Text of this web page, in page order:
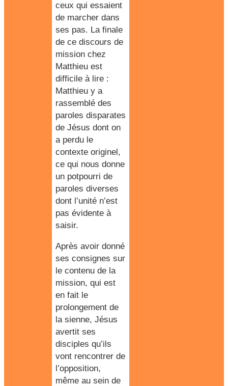
ceux qui essaient
de marcher dans
ses pas. La finale
de ce discours de
mission chez
Matthieu est
difficile à lire :
Matthieu y a
rassemblé des
paroles disparates
de Jésus dont on
a perdu le
contexte originel,
ce qui nous donne
un potpourri de
paroles diverses
dont l’unité n’est
pas évidente à
saisir.
Après avoir donné
ses consignes sur
le contenu de la
mission, qui est
en fait le
prolongement de
la sienne, Jésus
avertit ses
disciples qu’ils
vont rencontrer de
l’opposition,
même au sein de